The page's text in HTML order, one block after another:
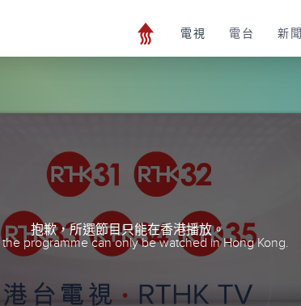
電視 電台 新聞
抱歉，所選節目只能在香港播放。
the programme can only be watched in Hong Kong.